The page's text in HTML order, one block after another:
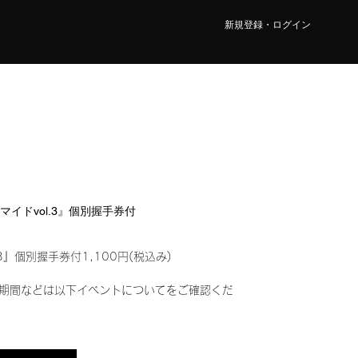
新規登録・ログイン
イドvol.3』個別握手券付
』個別握手券付1,100円(税込み)
間などは以下イベントについてをご確認くだ